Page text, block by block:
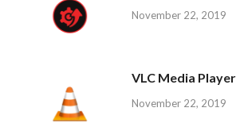
November 22, 2019
VLC Media Player
November 22, 2019